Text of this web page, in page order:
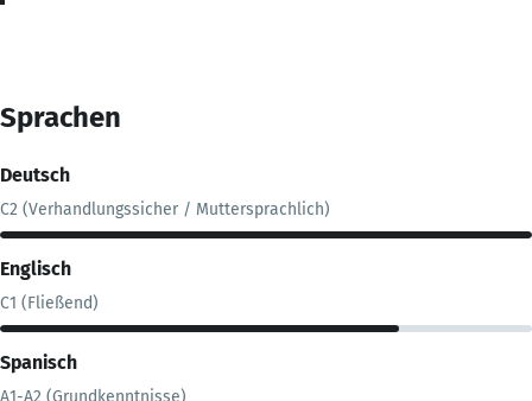
Sprachen
Deutsch
C2 (Verhandlungssicher / Muttersprachlich)
Englisch
C1 (Fließend)
Spanisch
A1-A2 (Grundkenntnisse)